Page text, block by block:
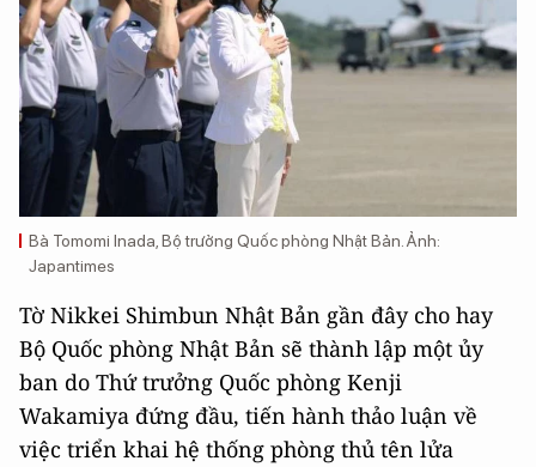
Bà Tomomi Inada, Bộ trưởng Quốc phòng Nhật Bản. Ảnh:
Japantimes
Tờ Nikkei Shimbun Nhật Bản gần đây cho hay
Bộ Quốc phòng Nhật Bản sẽ thành lập một ủy
ban do Thứ trưởng Quốc phòng Kenji
Wakamiya đứng đầu, tiến hành thảo luận về
việc triển khai hệ thống phòng thủ tên lửa